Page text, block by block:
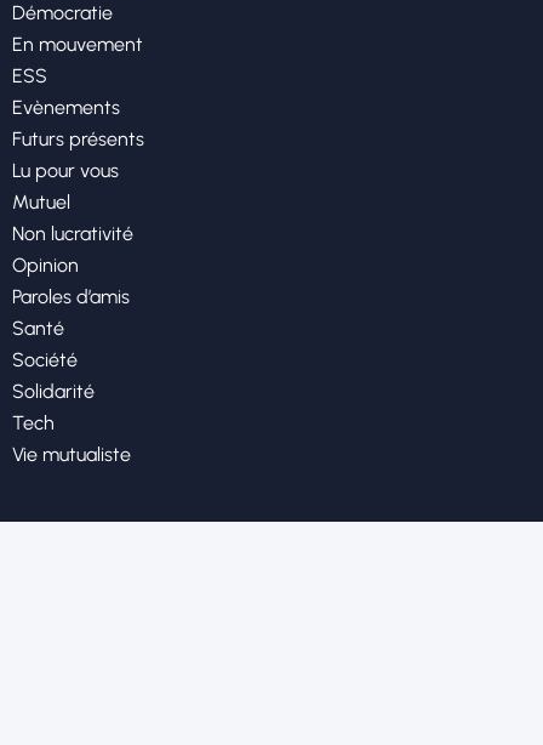
Démocratie
En mouvement
ESS
Evènements
Futurs présents
Lu pour vous
Mutuel
Non lucrativité
Opinion
Paroles d’amis
Santé
Société
Solidarité
Tech
Vie mutualiste